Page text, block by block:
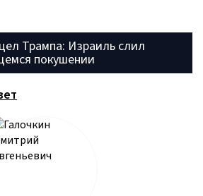
Трампа: Израиль слил
покушении